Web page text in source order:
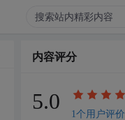
内容评分
5.0
1个用户评价